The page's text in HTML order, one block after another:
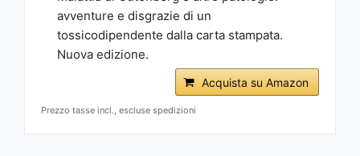
avventure e disgrazie di un
tossicodipendente dalla carta stampata.
Nuova edizione.
Acquista su Amazon
Prezzo tasse incl., escluse spedizioni